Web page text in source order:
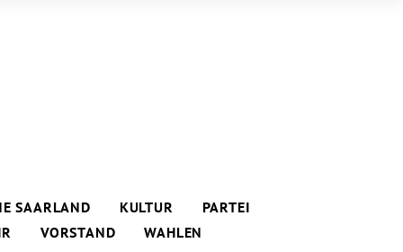
SAARLAND KULTUR
PARTEI
VORSTAND WAHLEN